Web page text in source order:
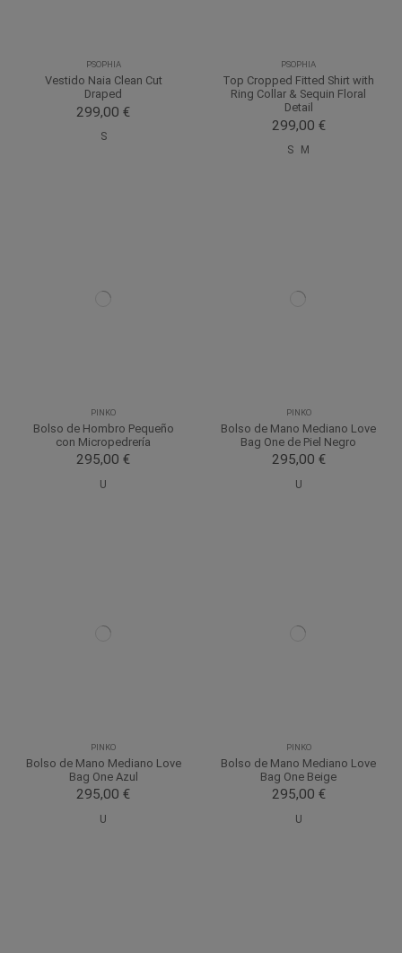
PSOPHIA
Vestido Naia Clean Cut
Draped
299,00 €
S
PSOPHIA
Top Cropped Fitted Shirt with
Ring Collar & Sequin Floral
Detail
299,00 €
S M
PINKO
Bolso de Hombro Pequeño
con Micropedrería
295,00 €
U
PINKO
Bolso de Mano Mediano Love
Bag One de Piel Negro
295,00 €
U
PINKO
Bolso de Mano Mediano Love
Bag One Azul
295,00 €
U
PINKO
Bolso de Mano Mediano Love
Bag One Beige
295,00 €
U